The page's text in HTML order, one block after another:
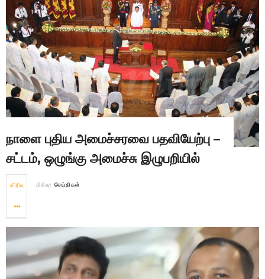
நாளை புதிய அமைச்சரவை பதவியேற்பு –
சட்டம், ஒழுங்கு அமைச்சு இழுபறியில்
விரிவு பிரிவு: செய்திகள்